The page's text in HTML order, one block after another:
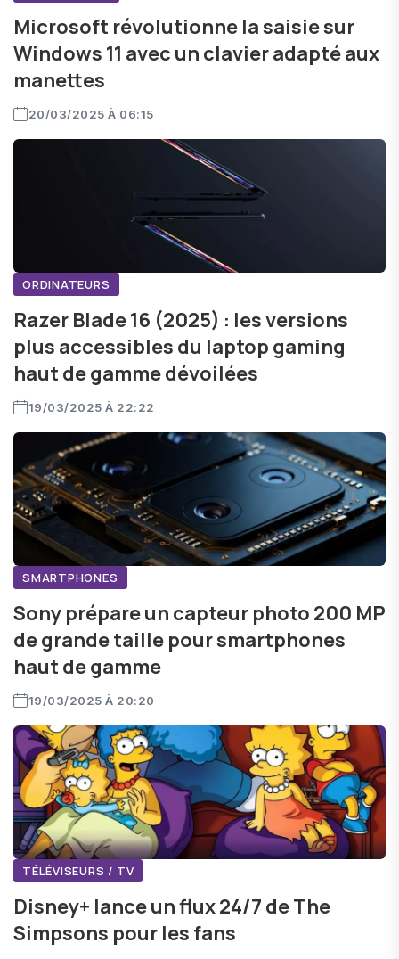
Microsoft révolutionne la saisie sur
Windows 11 avec un clavier adapté aux
manettes
20/03/2025 À 06:15
ORDINATEURS
Razer Blade 16 (2025) : les versions
plus accessibles du laptop gaming
haut de gamme dévoilées
19/03/2025 À 22:22
SMARTPHONES
Sony prépare un capteur photo 200 MP
de grande taille pour smartphones
haut de gamme
19/03/2025 À 20:20
TÉLÉVISEURS / TV
Disney+ lance un flux 24/7 de The
Simpsons pour les fans